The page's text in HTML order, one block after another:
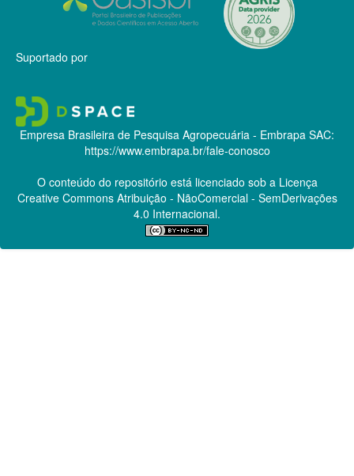
Suportado por
Empresa Brasileira de Pesquisa Agropecuária - Embrapa SAC:
https://www.embrapa.br/fale-conosco
O conteúdo do repositório está licenciado sob a Licença
Creative CommonsAtribuição - NãoComercial - SemDerivações
4.0 Internacional.